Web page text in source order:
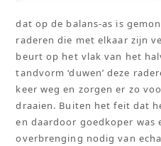
dat op de balans-as is
raderen die met elkaar zijn
beurt op het vlak van het
tandvorm ‘duwen’ deze
keer weg en zorgen er zo
draaien. Buiten het feit dat
en daardoor goedkoper was
overbrenging nodig van